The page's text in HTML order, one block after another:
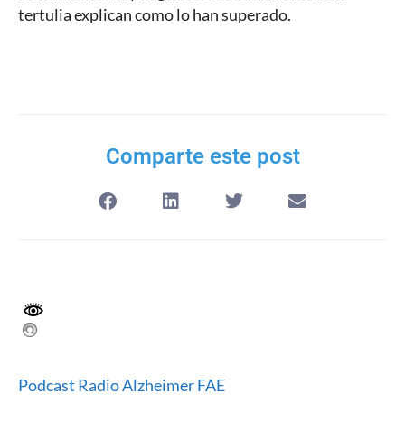
tertulia explican como lo han superado.
Comparte este post
Podcast Radio Alzheimer FAE